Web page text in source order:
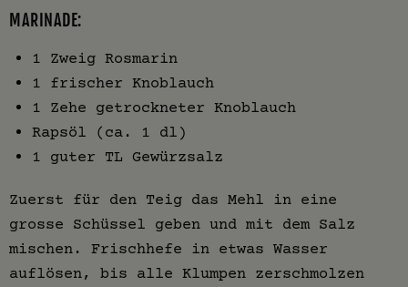
MARINADE:
1 Zweig Rosmarin
1 frischer Knoblauch
1 Zehe getrockneter Knoblauch
Rapsöl (ca. 1 dl)
1 guter TL Gewürzsalz
Zuerst für den Teig das Mehl in eine
grosse Schüssel geben und mit dem Salz
mischen. Frischhefe in etwas Wasser
auflösen, bis alle Klumpen zerschmolzen